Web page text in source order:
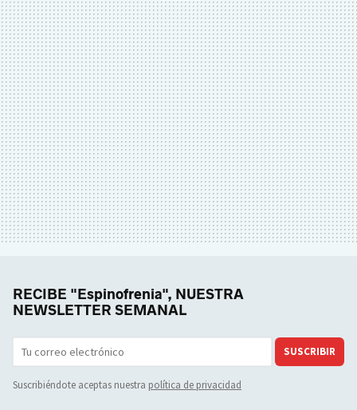
RECIBE "Espinofrenia", NUESTRA
NEWSLETTER SEMANAL
SUSCRIBIR
Suscribiéndote aceptas nuestra política de privacidad